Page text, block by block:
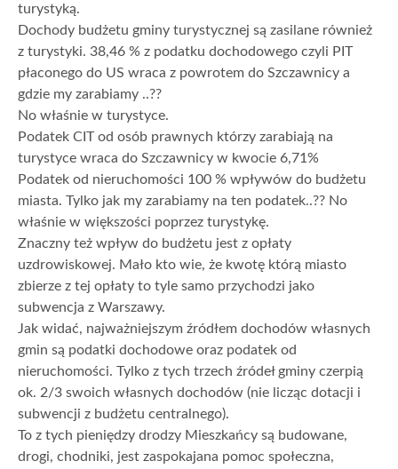
turystyką.
Dochody budżetu gminy turystycznej są zasilane również
z turystyki. 38,46 % z podatku dochodowego czyli PIT
płaconego do US wraca z powrotem do Szczawnicy a
gdzie my zarabiamy ..??
No właśnie w turystyce.
Podatek CIT od osób prawnych którzy zarabiają na
turystyce wraca do Szczawnicy w kwocie 6,71%
Podatek od nieruchomości 100 % wpływów do budżetu
miasta. Tylko jak my zarabiamy na ten podatek..?? No
właśnie w większości poprzez turystykę.
Znaczny też wpływ do budżetu jest z opłaty
uzdrowiskowej. Mało kto wie, że kwotę którą miasto
zbierze z tej opłaty to tyle samo przychodzi jako
subwencja z Warszawy.
Jak widać, najważniejszym źródłem dochodów własnych
gmin są podatki dochodowe oraz podatek od
nieruchomości. Tylko z tych trzech źródeł gminy czerpią
ok. 2/3 swoich własnych dochodów (nie licząc dotacji i
subwencji z budżetu centralnego).
To z tych pieniędzy drodzy Mieszkańcy są budowane,
drogi, chodniki, jest zaspokajana pomoc społeczna,